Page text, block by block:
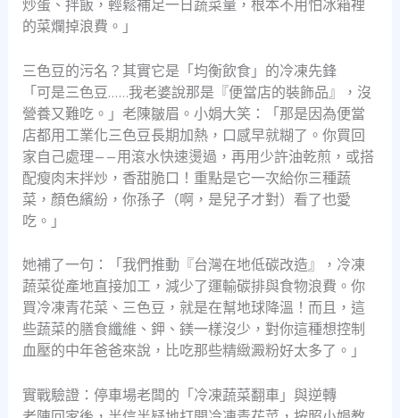
炒蛋、拌飯，輕鬆補足一日蔬菜量，根本不用怕冰箱裡
的菜爛掉浪費。」
三色豆的污名？其實它是「均衡飲食」的冷凍先鋒
「可是三色豆……我老婆說那是『便當店的裝飾品』，沒
營養又難吃。」老陳皺眉。小娟大笑：「那是因為便當
店都用工業化三色豆長期加熱，口感早就糊了。你買回
家自己處理——用滾水快速燙過，再用少許油乾煎，或搭
配瘦肉末拌炒，香甜脆口！重點是它一次給你三種蔬
菜，顏色繽紛，你孫子（啊，是兒子才對）看了也愛
吃。」
她補了一句：「我們推動『台灣在地低碳改造』，冷凍
蔬菜從產地直接加工，減少了運輸碳排與食物浪費。你
買冷凍青花菜、三色豆，就是在幫地球降溫！而且，這
些蔬菜的膳食纖維、鉀、鎂一樣沒少，對你這種想控制
血壓的中年爸爸來說，比吃那些精緻澱粉好太多了。」
實戰驗證：停車場老闆的「冷凍蔬菜翻車」與逆轉